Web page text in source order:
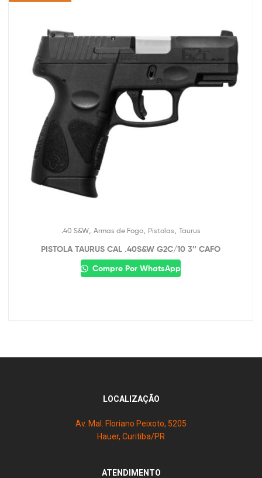
.40 S&W, Armas de Fogo, Pistolas Taurus
PISTOLA TAURUS CAL .40S&W G2C/10 3″ CAFO
Compre Por WhatsApp
LOCALIZAÇÃO
Av. Mal. Floriano Peixoto, 5205
Hauer, Curitiba/PR
ATENDIMENTO